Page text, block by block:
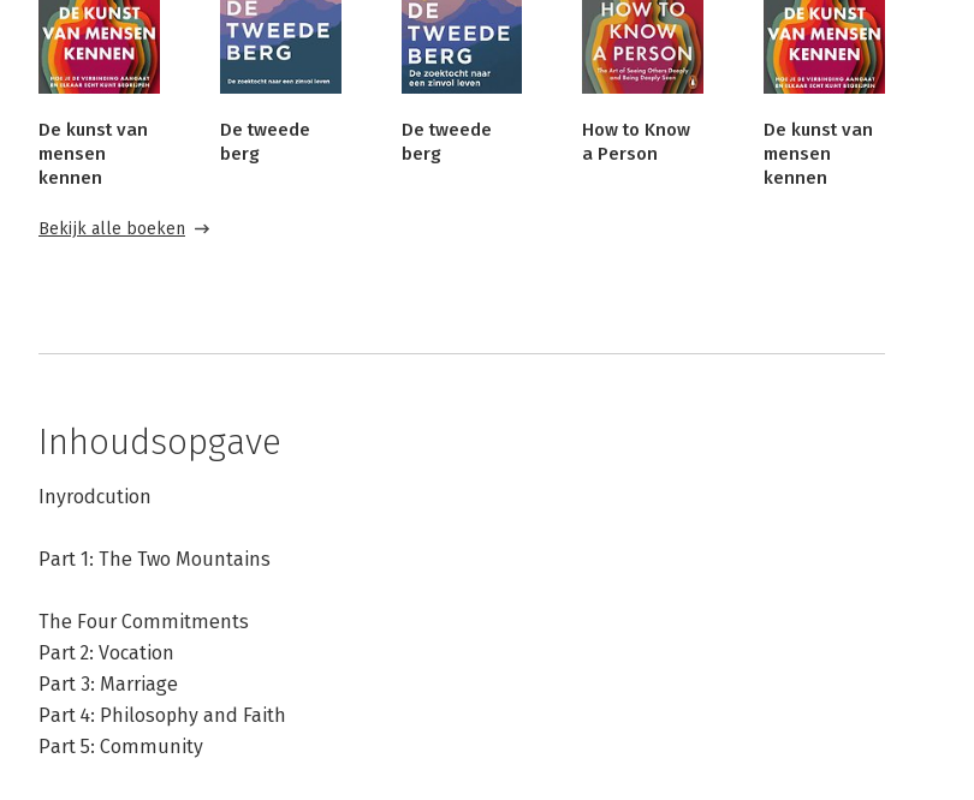
De kunst van
mensen
kennen
De tweede
berg
De tweede
berg
How to Know
a Person
De kunst van
mensen
kennen
Bekijk alle boeken
Inhoudsopgave
Inyrodcution
Part 1: The Two Mountains
The Four Commitments
Part 2: Vocation
Part 3: Marriage
Part 4: Philosophy and Faith
Part 5: Community